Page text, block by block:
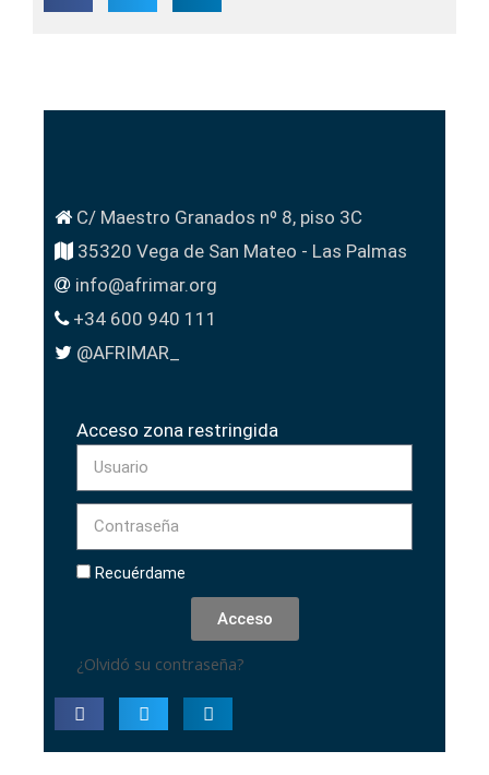
C/ Maestro Granados nº 8, piso 3C
35320 Vega de San Mateo - Las Palmas
info@afrimar.org
+34 600 940 111
@AFRIMAR_
Acceso zona restringida
Recuérdame
Acceso
¿Olvidó su contraseña?